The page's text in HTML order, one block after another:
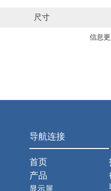
尺寸
信息
导航连接
首页
产品
显示屏